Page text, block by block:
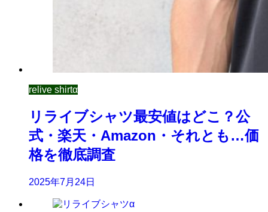
relive shirtα
リライブシャツ最安値はどこ？公
式・楽天・Amazon・それとも…価
格を徹底調査
2025年7月24日